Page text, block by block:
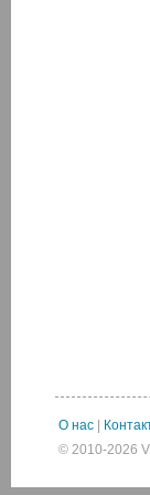
О нас
© 2010-2026